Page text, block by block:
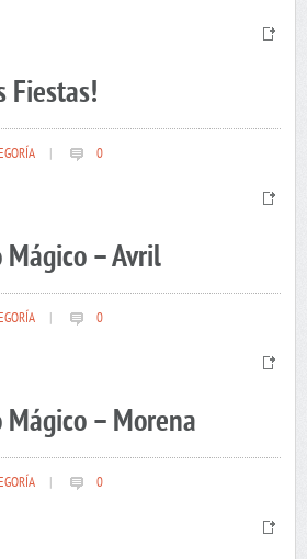
Fiestas!
0
Mágico – Avril
0
Mágico – Morena
0